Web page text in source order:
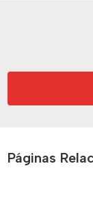
Páginas